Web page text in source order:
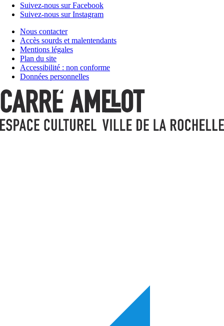
Suivez-nous sur Facebook
Suivez-nous sur Instagram
Nous contacter
Accès sourds et malentendants
Mentions légales
Plan du site
Accessibilité : non conforme
Données personnelles